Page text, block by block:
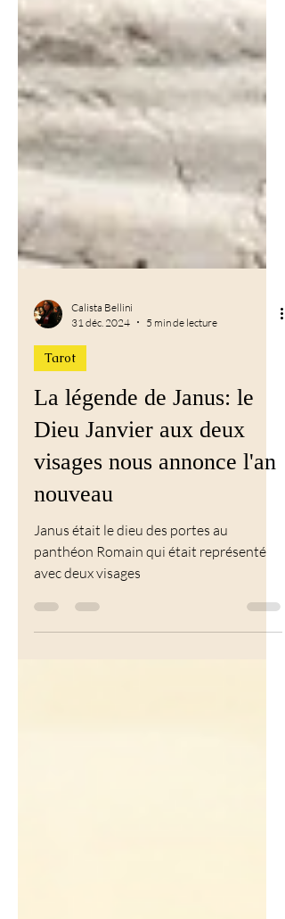
Calista Bellini
31 déc. 2024
Tarot
La légende de Janus: le
Dieu Janvier aux deux
visages nous annonce l'an
nouveau
Janus était le dieu des portes au
avec deux visages